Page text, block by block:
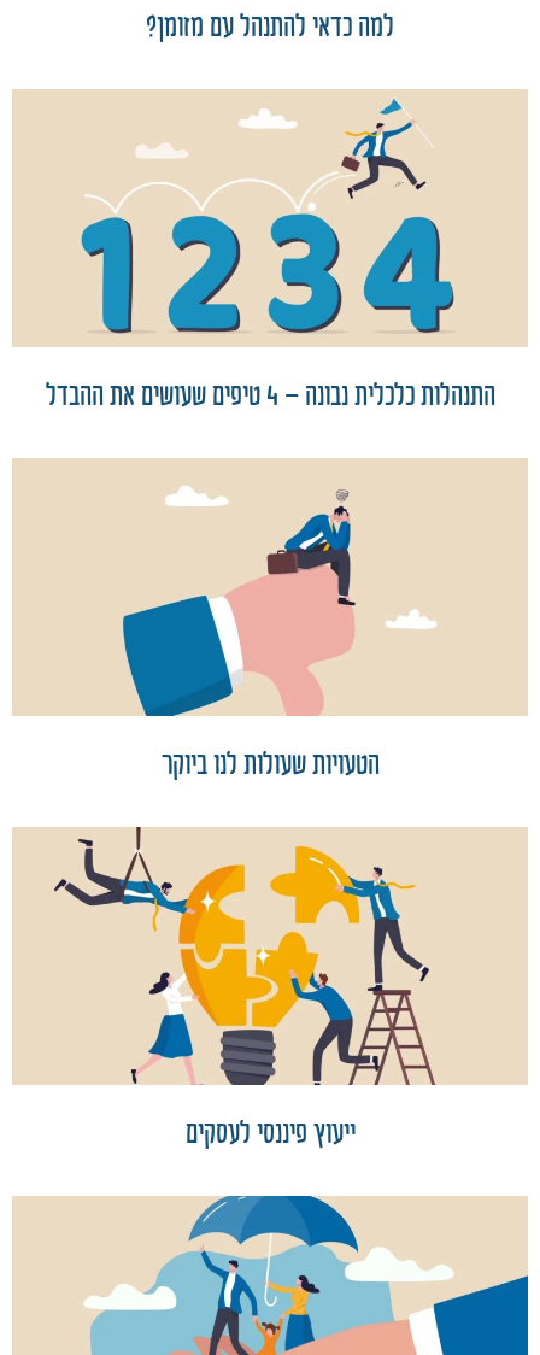
למה כדאי להתנהל עם מזומן?
התנהלות כלכלית נבונה – 4 טיפים שעושים את ההבדל
הטעויות שעולות לנו ביוקר
ייעוץ פיננסי לעסקים